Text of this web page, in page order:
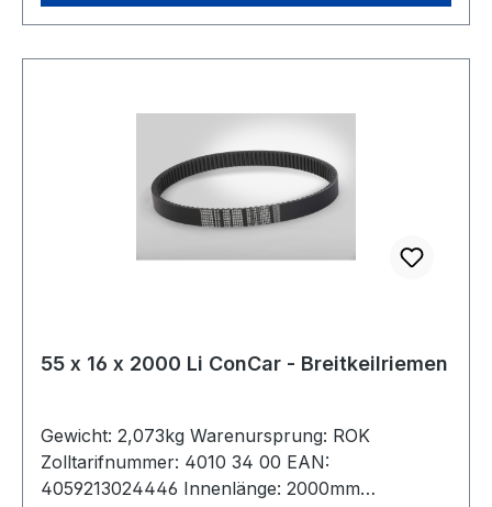
55 x 16 x 2000 Li ConCar - Breitkeilriemen
Gewicht: 2,073kg Warenursprung: ROK
Zolltarifnummer: 4010 34 00 EAN:
4059213024446 Innenlänge: 2000mm